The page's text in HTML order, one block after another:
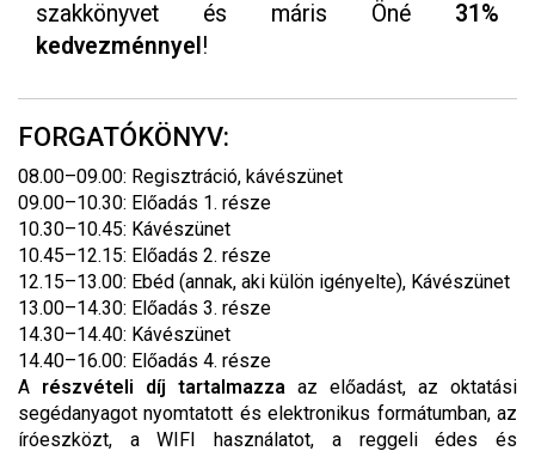
szakkönyvet és máris Öné 31%
kedvezménnyel!
FORGATÓKÖNYV:
08.00–09.00: Regisztráció, kávészünet
09.00–10.30: Előadás 1. része
10.30–10.45: Kávészünet
10.45–12.15: Előadás 2. része
12.15–13.00: Ebéd (annak, aki külön igényelte), Kávészünet
13.00–14.30: Előadás 3. része
14.30–14.40: Kávészünet
14.40–16.00: Előadás 4. része
A részvételi díj tartalmazza az előadást, az oktatási
segédanyagot nyomtatott és elektronikus formátumban, az
íróeszközt, a WIFI használatot, a reggeli édes és